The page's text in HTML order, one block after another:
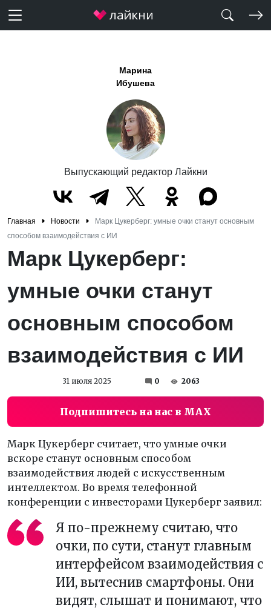
Марина
Ибушева
Выпускающий редактор Лайкни
Главная Новости
Марк Цукерберг: умные очки станут основным
способом взаимодействия с ИИ
Марк Цукерберг:
умные очки станут
основным способом
взаимодействия с ИИ
31 июля 2025 0 2063
Подпишитесь на нас в MAX
Марк Цукерберг считает, что умные очки
вскоре станут основным способом
взаимодействия людей с искусственным
интеллектом. Во время телефонной
конференции с инвесторами Цукерберг заявил:
Я по-прежнему считаю, что
очки, по сути, станут главным
интерфейсом взаимодействия с
ИИ, вытеснив смартфоны. Они
видят, слышат и понимают, что